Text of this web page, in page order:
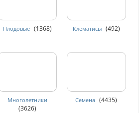
Плодовые (1368) Клематисы (492)
Многолетники
(3626)
Семена (4435)